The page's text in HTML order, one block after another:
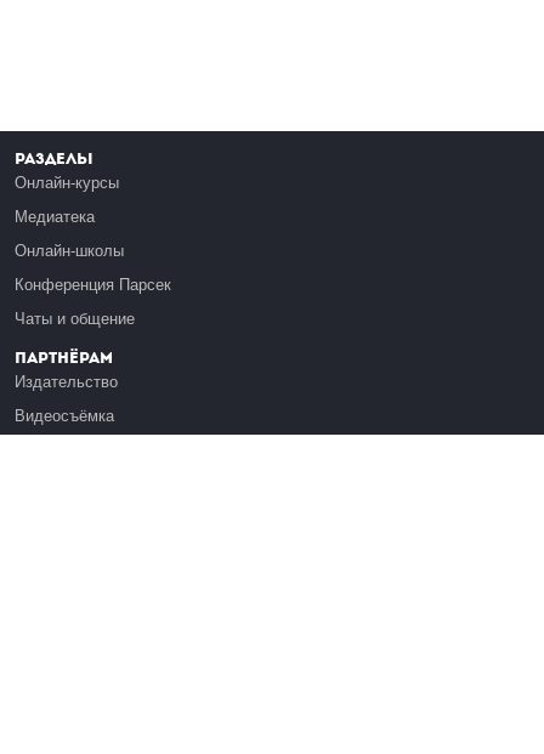
Разделы
Онлайн-курсы
Медиатека
Онлайн-школы
Конференция Парсек
Чаты и общение
Партнёрам
Издательство
Видеосъёмка